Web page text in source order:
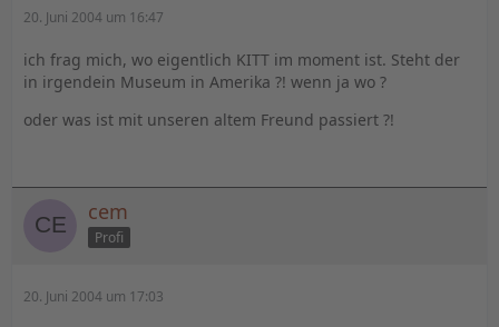
20. Juni 2004 um 16:47
ich frag mich, wo eigentlich KITT im moment ist. Steht der
in irgendein Museum in Amerika ?! wenn ja wo ?
oder was ist mit unseren altem Freund passiert ?!
cem
Profi
20. Juni 2004 um 17:03